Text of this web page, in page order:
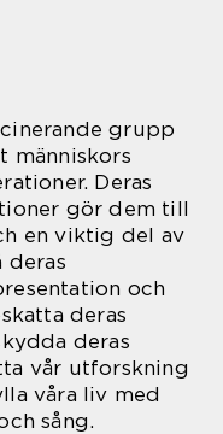
grupp
människors
Deras
gör dem till
en viktig del av
deras
och
deras
deras
vår utforskning
våra liv med
sång.